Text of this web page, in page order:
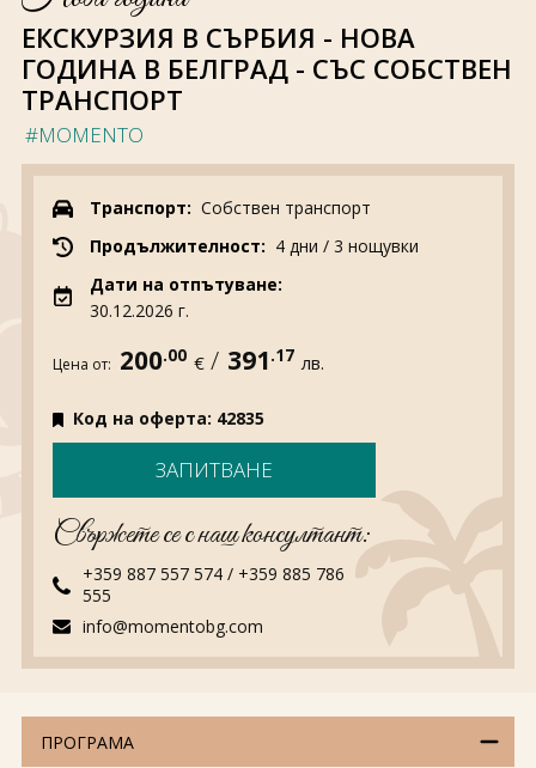
За нас
Документи
Магазин
Общи условия
Политика за
ЗАПИТВАНЕ
ЕКСКУРЗИЯ В СЪРБИЯ - НОВА
ГОДИНА В БЕЛГРАД - СЪС СОБСТВЕН
ТРАНСПОРТ
#MOMENTO
Транспорт: Собствен транспорт
Продължителност: 4 дни / 3 нощувки
Дати на отпътуване:
30.12.2026 г.
Цена от: 200.00 € / 391.17 лв.
Код на оферта: 42835
ЗАПИТВАНЕ
Свържете се с наш консултант:
+359 887 557 574/ +359 885 786
555
info@momentobg.com
ПРОГРАМА